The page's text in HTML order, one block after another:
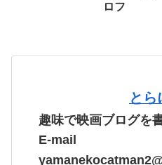
ロフ
とら
趣味で映画ブログを
E-mail